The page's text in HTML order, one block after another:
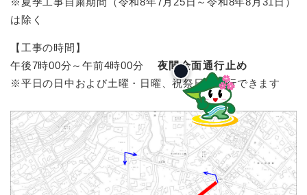
は除く
【工事の時間】
午後7時00分～午前4時00分 夜間全面通行止め
※平日の日中および土曜・日曜、祝祭日は通行できます